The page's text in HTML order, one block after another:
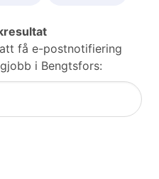
få e-postnotifiering
i Bengtsfors: